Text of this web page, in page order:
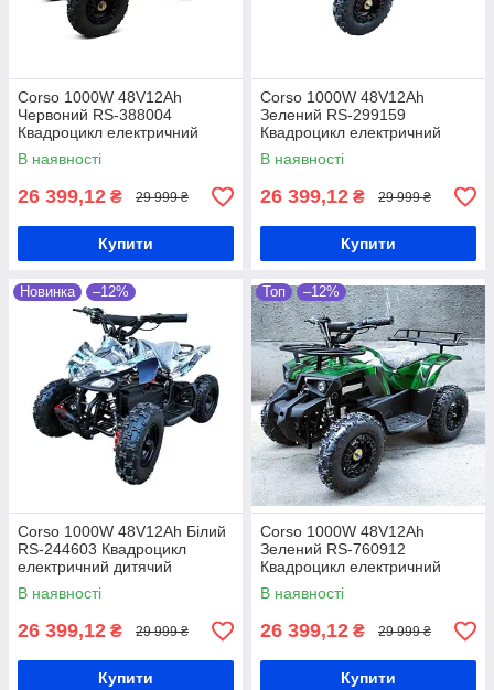
Corso 1000W 48V12Ah
Червоний RS-388004
Квадроцикл електричний
дитячий
В наявності
26 399,12 ₴ 29 999 ₴
Купити
Corso 1000W 48V12Ah
Зелений RS-299159
Квадроцикл електричний
дитячий
В наявності
26 399,12 ₴ 29 999 ₴
Купити
Новинка –12%
Corso 1000W 48V12Ah Білий
RS-244603 Квадроцикл
електричний дитячий
В наявності
26 399,12 ₴ 29 999 ₴
Купити
Топ –12%
Corso 1000W 48V12Ah
Зелений RS-760912
Квадроцикл електричний
дитячий
В наявності
26 399,12 ₴ 29 999 ₴
Купити